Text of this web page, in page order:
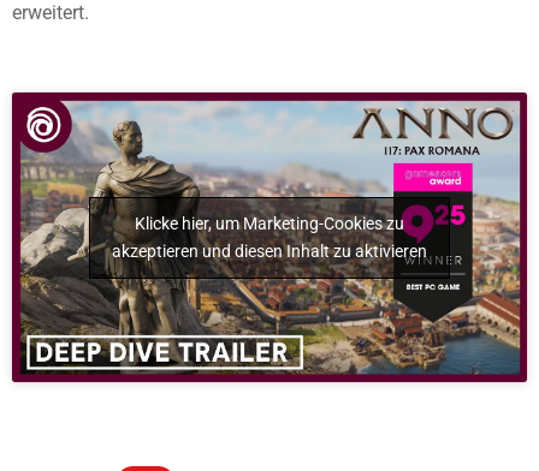
erweitert.
Klicke hier, um Marketing-Cookies zu
akzeptieren und diesen Inhalt zu aktivieren